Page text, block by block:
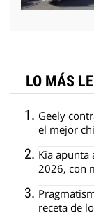
LO MÁS
Geely
el mejor
Kia apunta
2026, con
receta de